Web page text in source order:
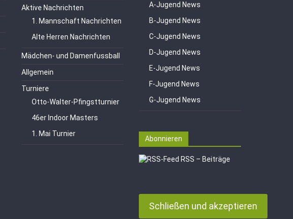
Aktive Nachrichten
1. Mannschaft Nachrichten
Alte Herren Nachrichten
Mädchen- und Damenfussball
Allgemein
Turniere
Otto-Walter-Pfingstturnier
46er Indoor Masters
1. Mai Turnier
A-Jugend News
B-Jugend News
C-Jugend News
D-Jugend News
E-Jugend News
F-Jugend News
G-Jugend News
Abonnieren
RSS – Beiträge